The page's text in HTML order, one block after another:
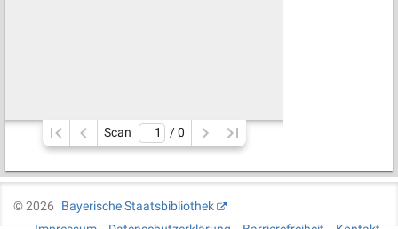
Scan / 0
©2026
Bayerische Staatsbibliothek